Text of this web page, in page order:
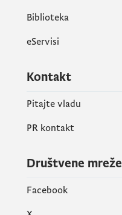
Biblioteka
eServisi
Kontakt
Pitajte vladu
PR kontakt
Društvene mreže
Facebook